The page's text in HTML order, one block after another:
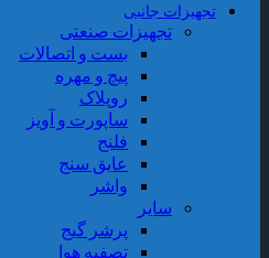
تجهیزات جانبی
تجهیزات صنعتی
بست و اتصالات
پیچ و مهره
روپلاک
ساپورت و آویز
فلنج
عایق سنج
واشر
سایر
پرشر گیج
تصفیه هوا